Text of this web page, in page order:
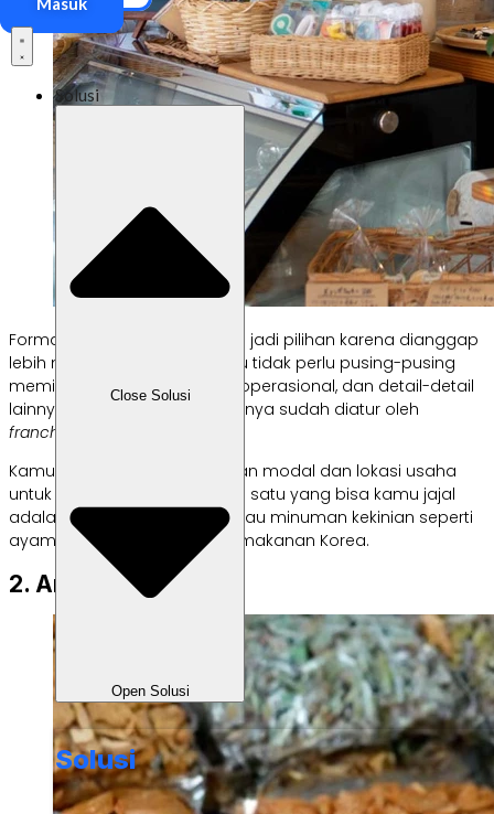
Solusi
Close Solusi
Open Solusi
Solusi
Format bisnis franchise sering jadi pilihan karena dianggap
lebih mudah dieksekusi. Kamu tidak perlu pusing-pusing
memikirkan strategi, standar operasional, dan detail-detail
lainnya karena semua formatnya sudah diatur oleh
franchisor.
Kamu hanya perlu menyiapkan modal dan lokasi usaha
untuk memulainya. Nah, salah satu yang bisa kamu jajal
adalahfranchise
makanan atau minuman kekinian seperti
ayam geprek, es boba, atau makanan Korea.
2. Aneka Camilan